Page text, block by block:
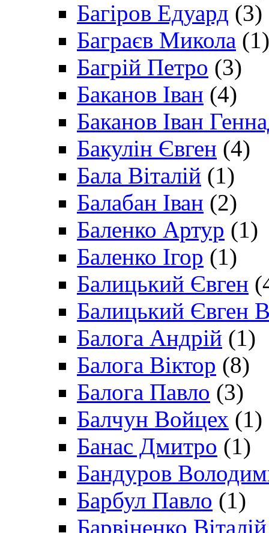
Багіров Едуард (3)
Баграєв Микола (1)
Багрій Петро (3)
Баканов Іван (4)
Баканов Іван
Бакулін Євген (4)
Бала Віталій (1)
Балабан Іван (2)
Баленко Артур (1)
Баленко Ігор (1)
Балицький Євген
Балицький Євген
Балога Андрій (1)
Балога Віктор (8)
Балога Павло (3)
Балчун Войцех (1)
Банас Дмитро (1)
Бандуров
Барбул Павло (1)
Барвіненко Віталій